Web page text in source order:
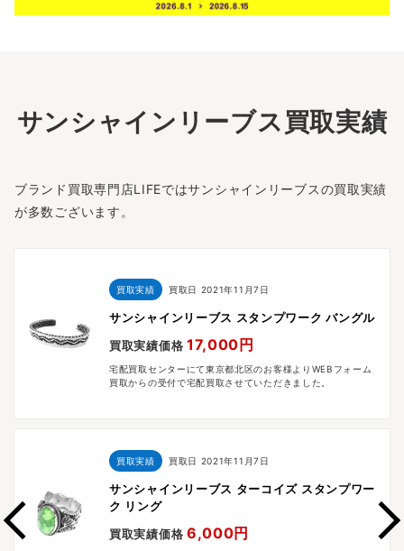
サンシャインリーブス買取実績
ブランド買取専門店LIFEではサンシャインリーブスの買取実績
が多数ございます。
買取実績 買取日 2021年11月7日
サンシャインリーブス スタンプワーク バングル
買取実績価格 17,000円
宅配買取センターにて東京都北区のお客様よりWEBフォーム
買取からの受付で宅配買取させていただきました。
買取実績 買取日 2021年11月7日
サンシャインリーブス ターコイズ スタンプワー
ク リング
買取実績価格 6,000円